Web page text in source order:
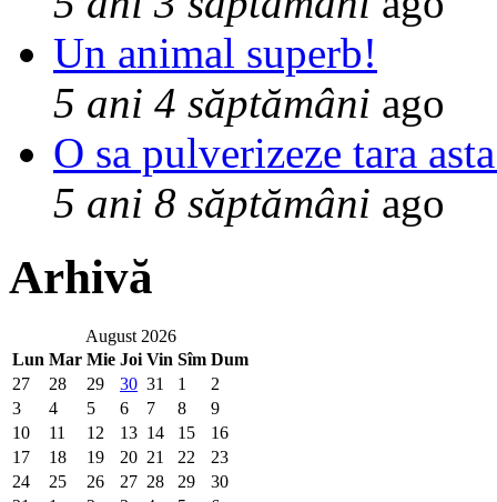
Un animal superb!
5 ani 4 săptămâni ago
O sa pulverizeze tara
5 ani 8 săptămâni ago
Arhivă
August 2026
Lun Mar Mie Joi Vin Sîm Dum
27
28 29 30 31 1
2
3
4 5 6 7 8
9
10
11 12 13 14 15
16
17
18 19 20 21 22
23
24
25 26 27 28 29
30